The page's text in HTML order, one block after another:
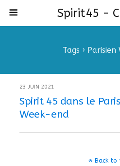
Spirit45 -
Tags › Parisien
23 JUIN 2021
Spirit 45 dans le
Week-end
Back to